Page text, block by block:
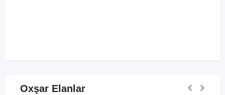
Oxşar Elanlar